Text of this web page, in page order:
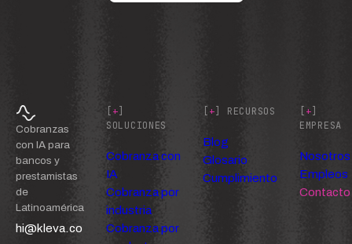
Cobranzas
con IA para
bancos y
prestamistas
de
Latinoamérica
hi@kleva.co
[+]
SOLUCIONES
Cobranza con
IA
Cobranza por
industria
Cobranza por
[+] RECURSOS
Blog
Glosario
Cumplimiento
[+]
EMPRESA
Nosotros
Empleos
Contacto